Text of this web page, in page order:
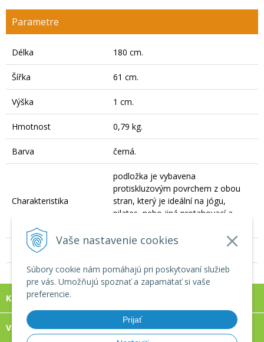
Vaše nastavenie cookies
Súbory cookie nám pomáhajú pri poskytovaní služieb
pre vás. Umožňujú spoznať a zapamätať si vaše
preferencie.
Prijať
Parametre
Délka 180 cm.
Šířka 61 cm.
Výška 1 cm.
Hmotnost 0,79 kg.
Barva černá.
Charakteristika
podložka je vybavena
protiskluzovým povrchem z obou
stran, který je ideální na jógu,
pilates, nebo jiná protahovací a
Počet kusů v balení
KONTAKT
VŠECHNO O NÁKUPE